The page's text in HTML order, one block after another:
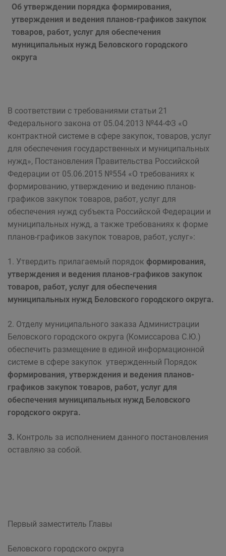
Об утверждении порядка формирования,
утверждения и ведения планов-графиков закупок
товаров, работ, услуг для обеспечения
муниципальных нужд Беловского городского
округа
В соответствии с требованиями статьи 21
Федерального закона от 05.04.2013 №44-ФЗ «О
контрактной системе в сфере закупок, товаров, услуг
для обеспечения государственных и муниципальных
нужд», Постановления Правительства Российской
Федерации от 05.06.2015 №554 «О требованиях к
формированию, утверждению и ведению планов-
графиков закупок товаров, работ, услуг для
обеспечения нужд субъекта Российской Федерации и
муниципальных нужд, а также требованиях к форме
планов-графиков закупок товаров, работ, услуг»:
1. Утвердить прилагаемый порядок формирования,
утверждения и ведения планов-графиков закупок
товаров, работ, услуг для обеспечения
муниципальных нужд Беловского городского округа.
2. Отделу муниципального заказа Администрации
Беловского городского округа (Комиссарова С.Ю.)
обеспечить размещение в единой информационной
системе в сфере закупок утвержденный Порядок
формирования, утверждения и ведения планов-
графиков закупок товаров, работ, услуг для
обеспечения муниципальных нужд Беловского
городского округа.
3. Контроль за исполнением данного постановления
оставляю за собой.
Первый заместитель Главы
Беловского городского округа